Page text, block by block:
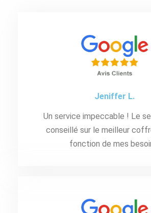
Jeniffer L.
Un service impeccable ! Le
conseillé sur le meilleur
fonction de mes